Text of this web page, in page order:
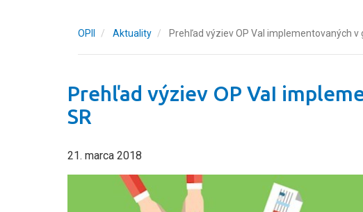
OPII Aktuality Prehľad výziev OP VaI implementovaných v
Prehľad výziev OP VaI
SR
21. marca 2018